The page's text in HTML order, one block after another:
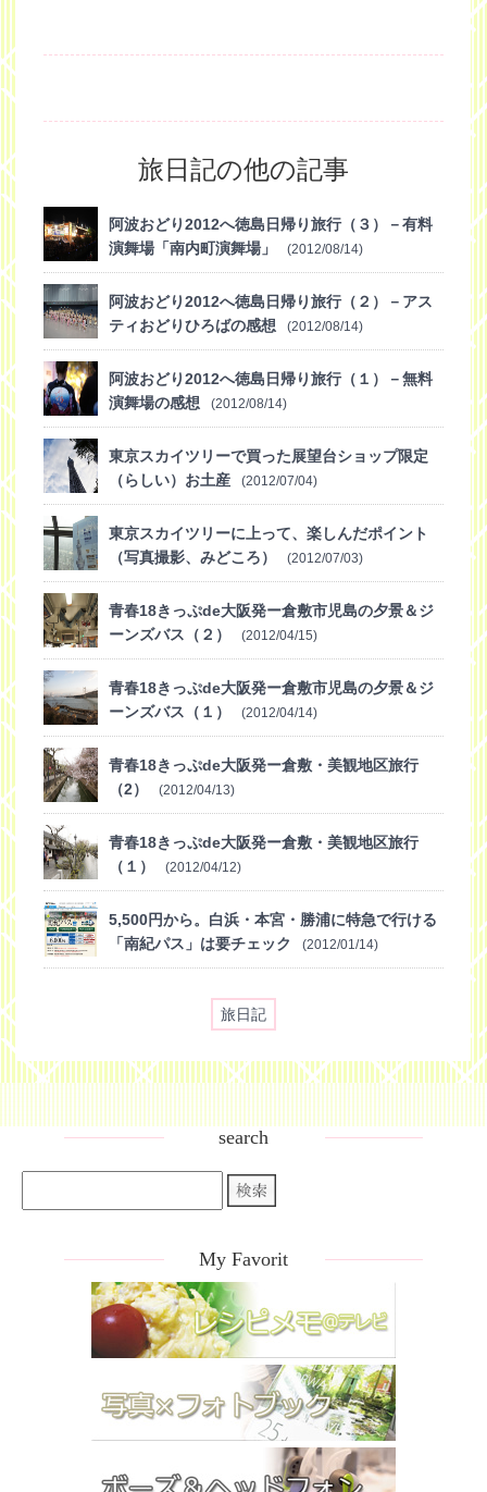
旅日記の他の記事
阿波おどり2012へ徳島日帰り旅行（３）－有料
演舞場「南内町演舞場」
(2012/08/14)
阿波おどり2012へ徳島日帰り旅行（２）－アス
ティおどりひろばの感想
(2012/08/14)
阿波おどり2012へ徳島日帰り旅行（１）－無料
演舞場の感想
(2012/08/14)
東京スカイツリーで買った展望台ショップ限定
（らしい）お土産
(2012/07/04)
東京スカイツリーに上って、楽しんだポイント
（写真撮影、みどころ）
(2012/07/03)
青春18きっぷde大阪発ー倉敷市児島の夕景＆ジ
ーンズバス（２）
(2012/04/15)
青春18きっぷde大阪発ー倉敷市児島の夕景＆ジ
ーンズバス（１）
(2012/04/14)
青春18きっぷde大阪発ー倉敷・美観地区旅行
（2）
(2012/04/13)
青春18きっぷde大阪発ー倉敷・美観地区旅行
（１）
(2012/04/12)
5,500円から。白浜・本宮・勝浦に特急で行ける
「南紀パス」は要チェック
(2012/01/14)
旅日記
search
My Favorit